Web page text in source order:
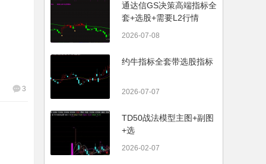
3
通达信GS决策高端指标全
套+选股+需要L2行情
2026-07-08
约牛指标全套带选股指标
2026-07-07
TD50战法模型主图+副图
+选
2026-02-07